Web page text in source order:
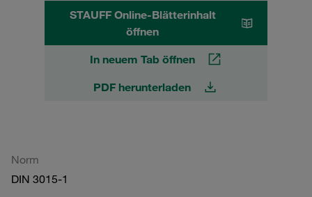
STAUFF Online-Blätterinhalt
öffnen
In neuem Tab öffnen
PDF herunterladen
Norm
DIN 3015-1